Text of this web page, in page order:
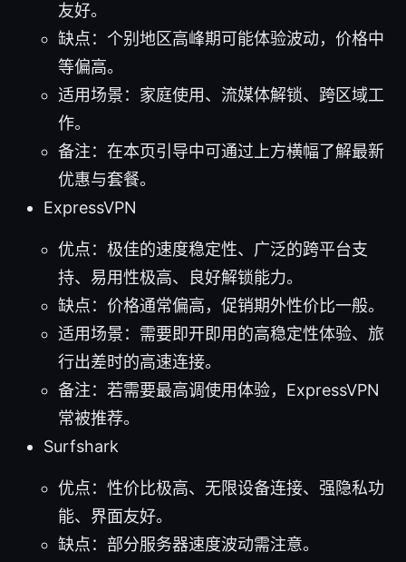
友好。
缺点：个别地区高峰期可能体验波动，价格中
等偏高。
适用场景：家庭使用、流媒体解锁、跨区域工
作。
备注：在本页引导中可通过上方横幅了解最新
优惠与套餐。
ExpressVPN
优点：极佳的速度稳定性、广泛的跨平台支
持、易用性极高、良好解锁能力。
缺点：价格通常偏高，促销期外性价比一般。
适用场景：需要即开即用的高稳定性体验、旅
行出差时的高速连接。
备注：若需要最高调使用体验，ExpressVPN
常被推荐。
Surfshark
优点：性价比极高、无限设备连接、强隐私功
能、界面友好。
缺点：部分服务器速度波动需注意。